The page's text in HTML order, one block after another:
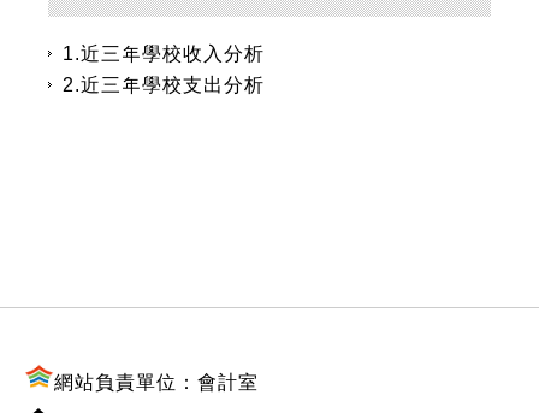
1.近三年學校收入分析
2.近三年學校支出分析
網站負責單位：會計室